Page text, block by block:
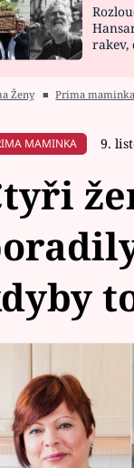
rakev,
Ženy ■ Prima maminka
MAMINKA 9.